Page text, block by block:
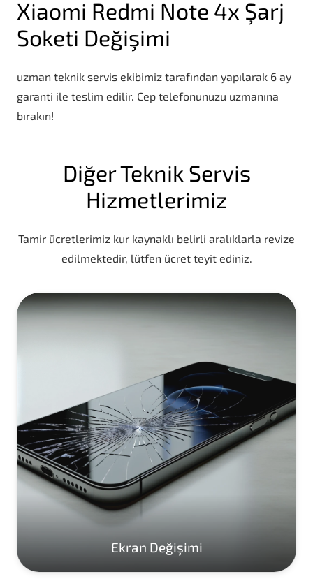
Xiaomi Redmi Note 4x Şarj
Soketi Değişimi
uzman teknik servis ekibimiz tarafından yapılarak 6 ay
garanti ile teslim edilir. Cep telefonunuzu uzmanına
bırakın!
Diğer Teknik Servis
Hizmetlerimiz
Tamir ücretlerimiz kur kaynaklı belirli aralıklarla revize
edilmektedir, lütfen ücret teyit ediniz.
Ekran Değişimi